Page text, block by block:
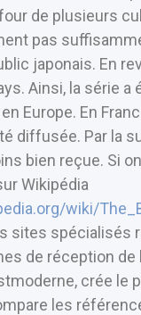
de plusieurs
pas
japonais. En
Ainsi, la série
Europe. En
diffusée. Par la
bien reçue. Si
Wikipédia
wiki/
sites spécialisés
de réception de
crée le
les